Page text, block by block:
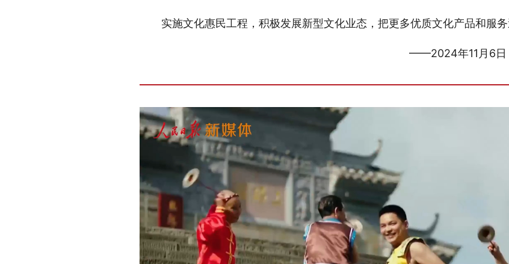
实施文化惠民工程，积极发展新型文化业态，把更多优质文化产品和服务
——2024年11月6日